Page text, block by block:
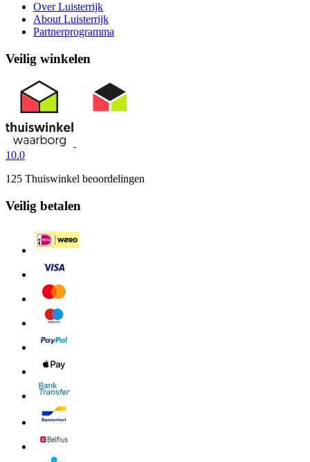
Over Luisterrijk
About Luisterrijk
Partnerprogramma
Veilig winkelen
10.0
125 Thuiswinkel beoordelingen
Veilig betalen